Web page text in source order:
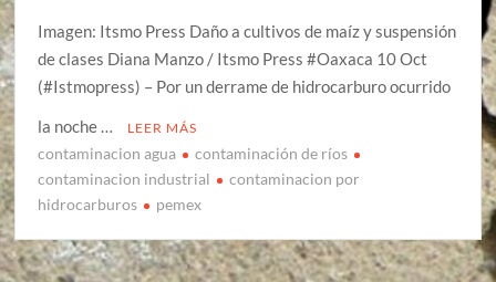
Imagen: Itsmo Press Daño a cultivos de maíz y suspensión
de clases Diana Manzo / Itsmo Press #Oaxaca 10 Oct
(#Istmopress) – Por un derrame de hidrocarburo ocurrido
la noche …
LEER MÁS
contaminacion agua
contaminación de ríos
contaminacion industrial
contaminacion por
hidrocarburos
pemex